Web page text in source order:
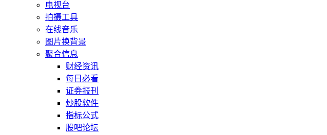
电视台
拍摄工具
在线音乐
图片换背景
聚合信息
财经资讯
每日必看
证券报刊
炒股软件
指标公式
股吧论坛